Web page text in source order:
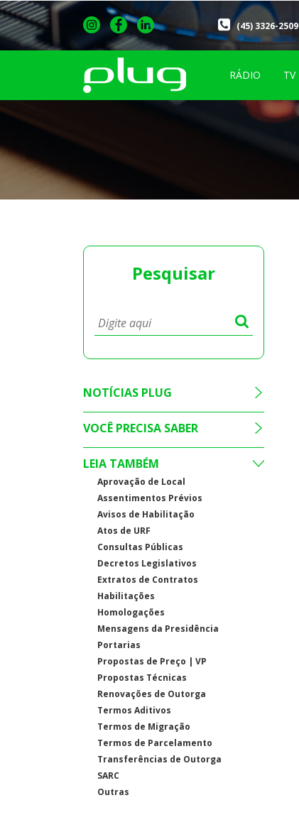
(45) 3326-2509
RÁDIO TV
Pesquisar
NOTÍCIAS PLUG
VOCÊ PRECISA SABER
LEIA TAMBÉM
Aprovação de Local
Assentimentos Prévios
Avisos de Habilitação
Atos de URF
Consultas Públicas
Decretos Legislativos
Extratos de Contratos
Habilitações
Homologações
Mensagens da Presidência
Portarias
Propostas de Preço | VP
Propostas Técnicas
Renovações de Outorga
Termos Aditivos
Termos de Migração
Termos de Parcelamento
Transferências de Outorga
SARC
Outras